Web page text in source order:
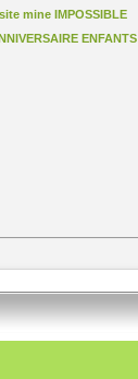
mine IMPOSSIBLE
ENFANTS